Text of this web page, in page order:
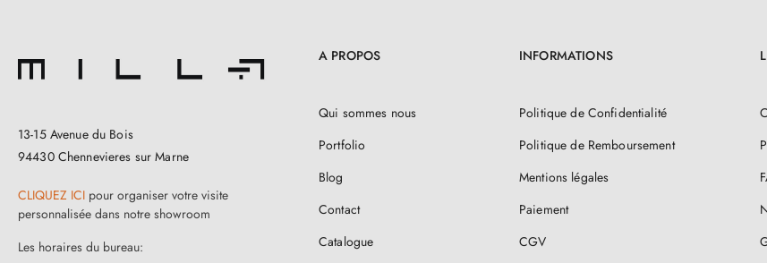
13-15 Avenue du Bois
94430 Chennevieres sur Marne
CLIQUEZ ICI pour organiser votre visite
personnalisée dans notre showroom
Les horaires du bureau:
A PROPOS
Qui sommes nous
Portfolio
Blog
Contact
Catalogue
INFORMATIONS
Politique de Confidentialité
Politique de Remboursement
Mentions légales
Paiement
CGV